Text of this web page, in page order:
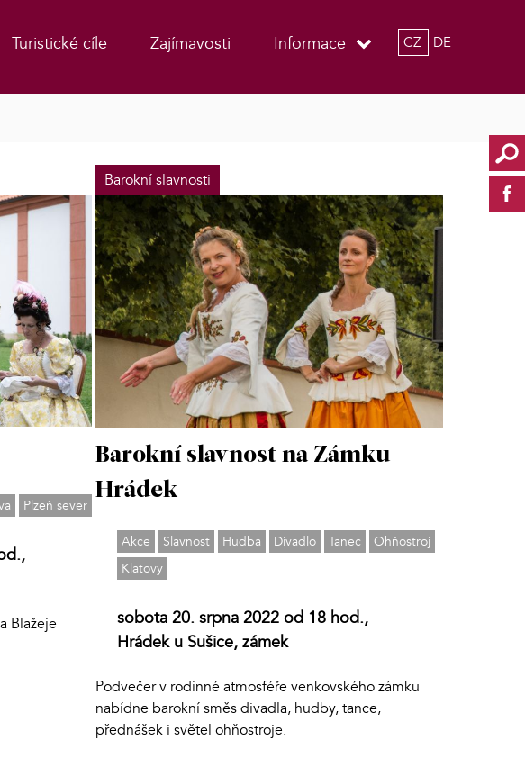
Turistické cíle Zajímavosti Informace CZ DE
Plzeň sever
Blažeje
Barokní slavnosti
Barokní slavnost na Zámku
Hrádek
Akce Slavnost Hudba Divadlo Tanec
Ohňostroj
Klatovy
sobota 20. srpna 2022 od 18 hod.,
Hrádek u Sušice, zámek
Podvečer v rodinné atmosféře venkovského zámku
nabídne barokní směs divadla, hudby, tance,
přednášek i světel ohňostroje.